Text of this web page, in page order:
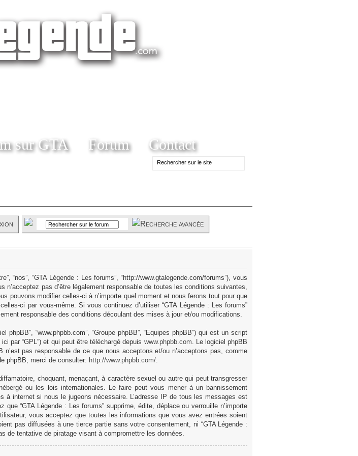
sur GTA Forum Contact
“nos”, “GTA Légende : Les forums”, “http://www.gtalegende.com/forums”), vous
pas d’être légalement responsable de toutes les conditions suivantes,
pouvons modifier celles-ci à n’importe quel moment et nous ferons tout pour que
ci par vous-même. Si vous continuez d’utiliser “GTA Légende : Les forums”
responsable des conditions découlant des mises à jour et/ou modifications.
phpBB”, “www.phpbb.com”, “Groupe phpBB”, “Equipes phpBB”) qui est un script
ici par “GPL”) et qui peut être téléchargé depuis www.phpbb.com. Le logiciel phpBB
pas responsable de ce que nous acceptons et/ou n’acceptons pas, comme
phpBB, merci de consulter: http://www.phpbb.com/.
choquant, menaçant, à caractère sexuel ou autre qui peut transgresser
ou les lois internationales. Le faire peut vous mener à un bannissement
à internet si nous le jugeons nécessaire. L’adresse IP de tous les messages est
“GTA Légende : Les forums” supprime, édite, déplace ou verrouille n’importe
vous acceptez que toutes les informations que vous avez entrées soient
pas diffusées à une tierce partie sans votre consentement, ni “GTA Légende :
de tentative de piratage visant à compromettre les données.